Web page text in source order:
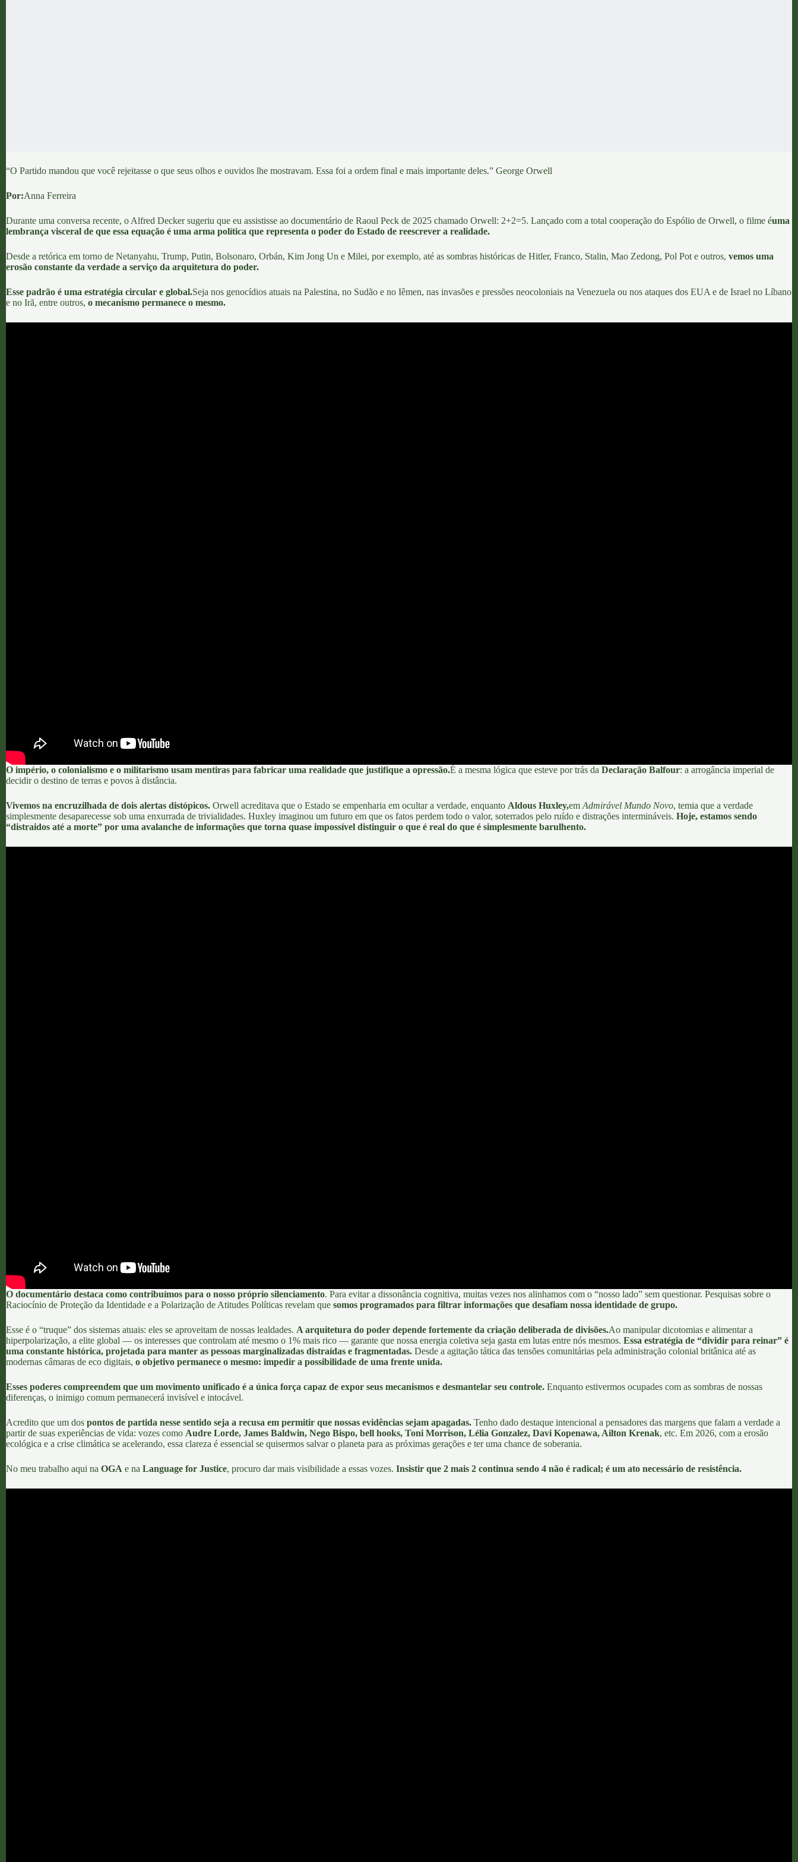
“O Partido mandou que você rejeitasse o que seus olhos e ouvidos lhe mostravam. Essa foi a ordem final e mais importante deles.” George Orwell
Por:Anna Ferreira
Durante uma conversa recente, o Alfred Deckersugeriu que eu assistisse ao documentário de Raoul Peck de 2025 chamado Orwell: 2+2=5. Lançado com a total cooperação do Espólio de Orwell, o filme éuma
lembrança visceral de que essa equação é uma arma política que representa o poder do Estado de reescrever a realidade.
Desde a retórica em torno de Netanyahu, Trump, Putin, Bolsonaro, Orbán, Kim Jong Un e Milei, por exemplo, até as sombras históricas de Hitler, Franco, Stalin, Mao Zedong, Pol Pot e outros, vemos uma
erosão constante da verdade a serviço da arquitetura do poder.
Esse padrão é uma estratégia circular e global.Seja nos genocídios atuais na Palestina, no Sudão e no Iêmen, nas invasões e pressões neocoloniais na Venezuela ou nos ataques dos EUA e de Israel no Líbano
e no Irã, entre outros, o mecanismo permanece o mesmo.
O império, o colonialismo e o militarismo usam mentiras para fabricar uma realidade que justifique a opressão.É a mesma lógica que esteve por trás da Declaração Balfour: a arrogância imperial de
decidir o destino de terras e povos à distância.
Vivemos na encruzilhada de dois alertas distópicos. Orwell acreditava que o Estado se empenharia em ocultar a verdade, enquanto Aldous Huxley,em Admirável Mundo Novo, temia que a verdade
simplesmente desaparecesse sob uma enxurrada de trivialidades. Huxley imaginou um futuro em que os fatos perdem todo o valor, soterrados pelo ruído e distrações intermináveis. Hoje, estamos sendo
“distraidos até a morte” por uma avalanche de informações que torna quase impossível distinguir o que é real do que é simplesmente barulhento.
O documentário destaca como contribuímos para o nosso próprio silenciamento. Para evitar a dissonância cognitiva, muitas vezes nos alinhamos com o “nosso lado” sem questionar. Pesquisas sobre o
Raciocínio de Proteção da Identidade e a Polarização de Atitudes Políticas revelam que somos programados para filtrar informações que desafiam nossa identidade de grupo.
Esse é o “truque” dos sistemas atuais: eles se aproveitam de nossas lealdades. A arquitetura do poder depende fortemente da criação deliberada de divisões.Ao manipular dicotomias e alimentar a
hiperpolarização, a elite global — os interesses que controlam até mesmo o 1% mais rico — garante que nossa energia coletiva seja gasta em lutas entre nós mesmos. Essa estratégia de “dividir para reinar” é
uma constante histórica, projetada para manter as pessoas marginalizadas distraídas e fragmentadas. Desde a agitação tática das tensões comunitárias pela administração colonial britânica até as
modernas câmaras de eco digitais, o objetivo permanece o mesmo: impedir a possibilidade de uma frente unida.
Esses poderes compreendem que um movimento unificado é a única força capaz de expor seus mecanismos e desmantelar seu controle. Enquanto estivermos ocupades com as sombras de nossas
diferenças, o inimigo comum permanecerá invisível e intocável.
Acredito que um dos pontos de partida nesse sentido seja a recusa em permitir que nossas evidências sejam apagadas. Tenho dado destaque intencional a pensadores das margens que falam a verdade a
partir de suas experiências de vida: vozes como Audre Lorde, James Baldwin, Nego Bispo, bell hooks, Toni Morrison, Lélia Gonzalez, Davi Kopenawa, Ailton Krenak, etc. Em 2026, com a erosão
ecológica e a crise climática se acelerando, essa clareza é essencial se quisermos salvar o planeta para as próximas gerações e ter uma chance de soberania.
No meu trabalho aqui na OGA e na Language for Justice, procuro dar mais visibilidade a essas vozes. Insistir que 2 mais 2 continua sendo 4 não é radical; é um ato necessário de resistência.